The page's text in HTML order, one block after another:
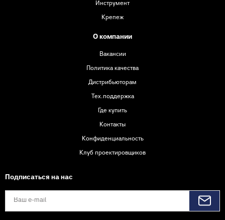
Инструмент
Крепеж
О компании
Вакансии
Политика качества
Дистрибьюторам
Тех.поддержка
Где купить
Контакты
Конфиденциальность
Клуб проектировщиков
Подписаться на нас